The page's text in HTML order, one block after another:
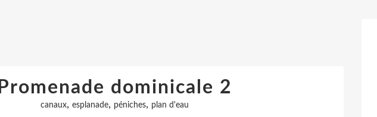
Promenade dominicale 2
canaux, esplanade, péniches, plan d'eau